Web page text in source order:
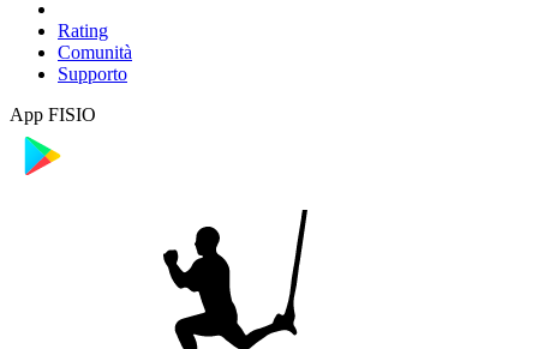
Rating
Comunità
Supporto
App FISIO